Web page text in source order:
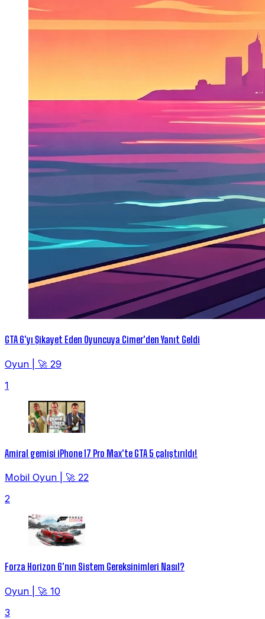
GTA 6'yı Şikayet Eden Oyuncuya Cimer'den Yanıt Geldi
Oyun
🚀 29
1
Amiral gemisi iPhone 17 Pro Max'te GTA 5 çalıştırıldı!
Mobil Oyun
🚀 22
2
Forza Horizon 6'nın Sistem Gereksinimleri Nasıl?
Oyun
🚀 10
3